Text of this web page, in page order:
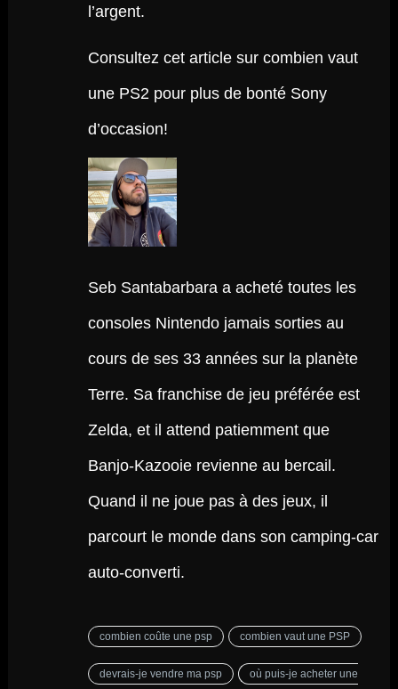
l’argent.
Consultez cet article sur combien vaut
une PS2 pour plus de bonté Sony
d’occasion!
Seb Santabarbara a acheté toutes les
consoles Nintendo jamais sorties au
cours de ses 33 années sur la planète
Terre. Sa franchise de jeu préférée est
Zelda, et il attend patiemment que
Banjo-Kazooie revienne au bercail.
Quand il ne joue pas à des jeux, il
parcourt le monde dans son camping-car
auto-converti.
combien coûte une psp combien vaut une PSP
devrais-je vendre ma psp où puis-je acheter une